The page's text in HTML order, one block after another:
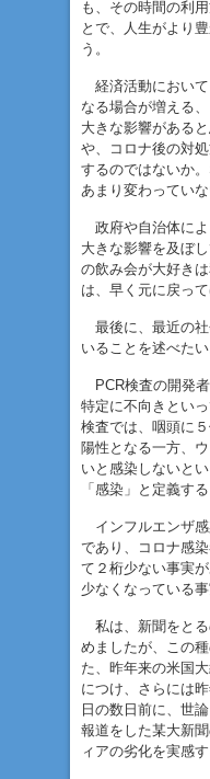
も、その時間の利
とで、人生がより
う。
経済活動において
なる場合が増える
大きな影響がある
や、コロナ後の対
するのではないか
あまり変わっていな
政府や自治体によ
大きな影響を及ぼ
の飲み会が大好き
は、早く元に戻って
最後に、最近の社
いることを述べたい
PCR検査の開発
特定に不向きとい
検査では、咽頭に
陽性となる一方、
いと感染しないと
「感染」と定義す
インフルエンザ感
であり、コロナ感
て２桁少ない事実
少なくなっている
私は、新聞をと
めましたが、この
た、昨年来の米国
につけ、さらには
日の数日前に、世
報道をした某大新
ィアの劣化を実感